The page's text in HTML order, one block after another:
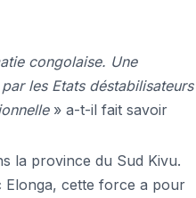
congolaise. Une
les Etats déstabilisateurs
» a-t-il fait savoir
la province du Sud Kivu.
Elonga, cette force a pour